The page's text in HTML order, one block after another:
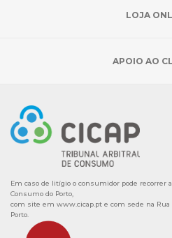
LOJA
APOIO AO
Em caso de litígio o consumidor pode recorrer
Consumo do Porto,
com site em www.cicap.pt e com sede na Rua
Porto.